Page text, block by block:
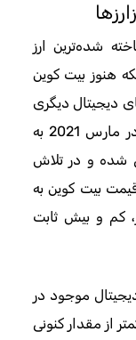
شده‌ترین ارز
هنوز بیت کوین
دیجیتال دیگری
نظیر تتر، اتریوم، بایننس، کاردانو و داتاز در مارس 2021 به
شده و در تلاش
بیت کوین به
کم و بیش ثابت
موجود در
از مقدار کنونی